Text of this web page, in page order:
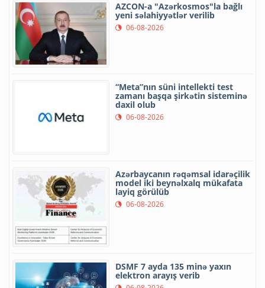
AZCON-a "Azərkosmos"la bağlı
yeni səlahiyyətlər verilib
06-08-2026
“Meta”nın süni intellekti test
zamanı başqa şirkətin sisteminə
daxil olub
06-08-2026
Azərbaycanın rəqəmsal idarəçilik
model iki beynəlxalq mükafata
layiq görülüb
06-08-2026
DSMF 7 ayda 135 minə yaxın
elektron arayış verib